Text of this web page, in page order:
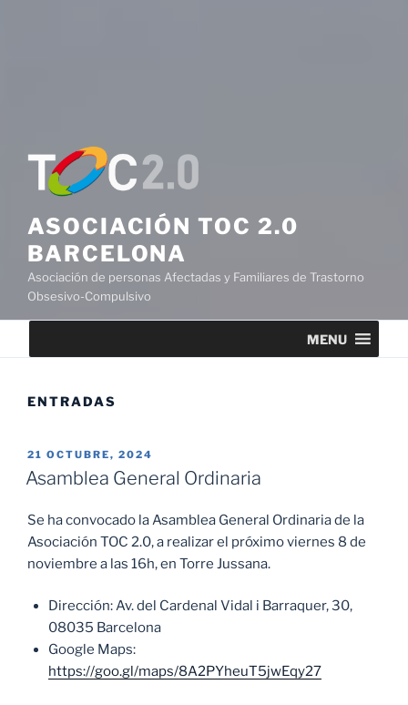
ASOCIACIÓN TOC 2.0
BARCELONA
Asociación de personas Afectadas y Familiares de Trastorno
Obsesivo-Compulsivo
MENU
ENTRADAS
PUBLICADO
EL
21 OCTUBRE, 2024
Asamblea General Ordinaria
Se ha convocado la Asamblea General Ordinaria de la
Asociación TOC 2.0, a realizar el próximo viernes 8 de
noviembre a las 16h, en Torre Jussana.
Dirección: Av. del Cardenal Vidal i Barraquer, 30,
08035 Barcelona
Google Maps:
https://goo.gl/maps/8A2PYheuT5jwEqy27